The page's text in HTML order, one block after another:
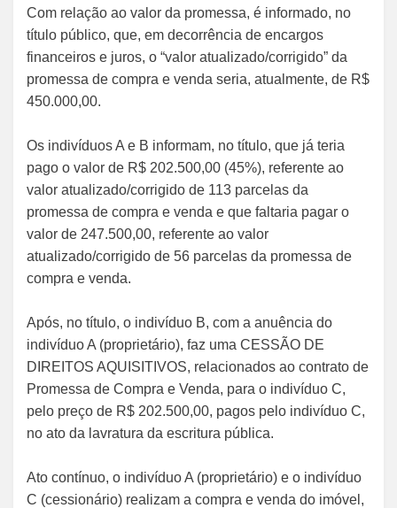
Com relação ao valor da promessa, é informado, no
título público, que, em decorrência de encargos
financeiros e juros, o “valor atualizado/corrigido” da
promessa de compra e venda seria, atualmente, de R$
450.000,00.
Os indivíduos A e B informam, no título, que já teria
pago o valor de R$ 202.500,00 (45%), referente ao
valor atualizado/corrigido de 113 parcelas da
promessa de compra e venda e que faltaria pagar o
valor de 247.500,00, referente ao valor
atualizado/corrigido de 56 parcelas da promessa de
compra e venda.
Após, no título, o indivíduo B, com a anuência do
indivíduo A (proprietário), faz uma CESSÃO DE
DIREITOS AQUISITIVOS, relacionados ao contrato de
Promessa de Compra e Venda, para o indivíduo C,
pelo preço de R$ 202.500,00, pagos pelo indivíduo C,
no ato da lavratura da escritura pública.
Ato contínuo, o indivíduo A (proprietário) e o indivíduo
C (cessionário) realizam a compra e venda do imóvel,